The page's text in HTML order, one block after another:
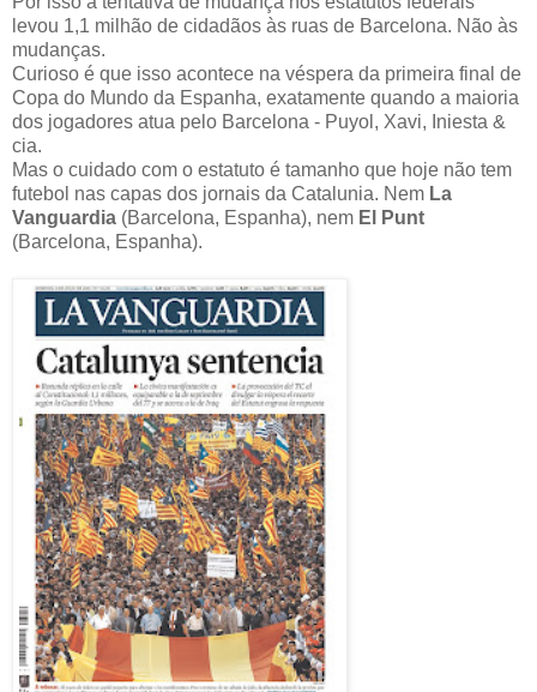
levou 1,1 milhão de cidadãos às ruas de Barcelona. Não às
mudanças.
Curioso é que isso acontece na véspera da primeira final de
Copa do Mundo da Espanha, exatamente quando a maioria
dos jogadores atua pelo Barcelona - Puyol, Xavi, Iniesta &
cia.
Mas o cuidado com o estatuto é tamanho que hoje não tem
futebol nas capas dos jornais da Catalunia. Nem La
Vanguardia (Barcelona, Espanha), nem El Punt
(Barcelona, Espanha).